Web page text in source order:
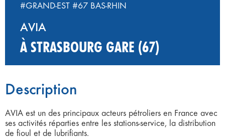
#GRAND-EST #67 BAS-RHIN
AVIA
À STRASBOURG GARE (67)
Description
AVIA est un des principaux acteurs pétroliers en France avec
ses activités réparties entre les stations-service, la distribution
de fioul et de lubrifiants.